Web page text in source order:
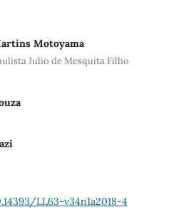
Motoyama
Julio de Mesquita Filho
LL63-v34n1a2018-4